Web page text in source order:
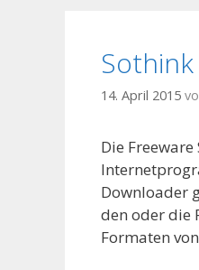
14. April 2015
Die
Downloader
den oder die
Formaten